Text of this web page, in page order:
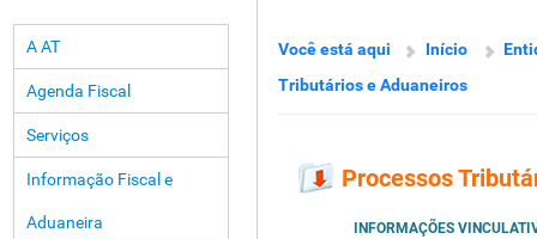
A AT
Agenda Fiscal
Serviços
Informação Fiscal e
Aduaneira
Você está aqui Início
Tributários e Aduaneiros
Processos
INFORMAÇÕES